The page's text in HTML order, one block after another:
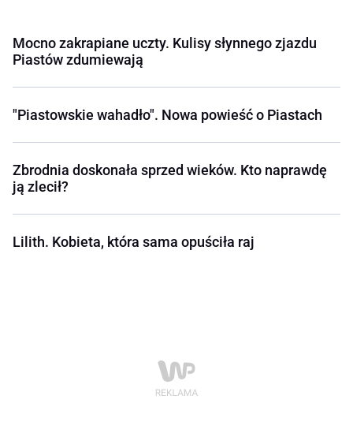
Mocno zakrapiane uczty. Kulisy słynnego zjazdu
Piastów zdumiewają
"Piastowskie wahadło". Nowa powieść o Piastach
Zbrodnia doskonała sprzed wieków. Kto naprawdę
ją zlecił?
Lilith. Kobieta, która sama opuściła raj